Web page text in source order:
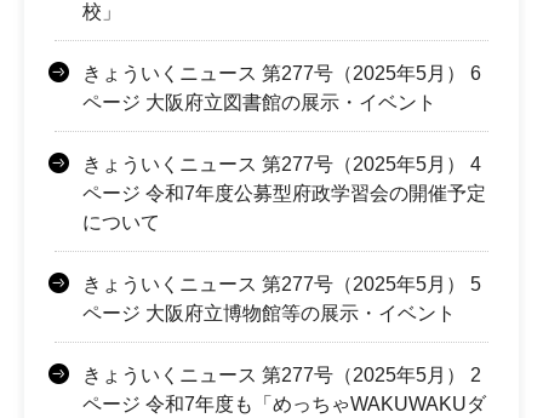
校」
きょういくニュース 第277号（2025年5月） 6
ページ 大阪府立図書館の展示・イベント
きょういくニュース 第277号（2025年5月） 4
ページ 令和7年度公募型府政学習会の開催予定
について
きょういくニュース 第277号（2025年5月） 5
ページ 大阪府立博物館等の展示・イベント
きょういくニュース 第277号（2025年5月） 2
ページ 令和7年度も「めっちゃWAKUWAKUダ